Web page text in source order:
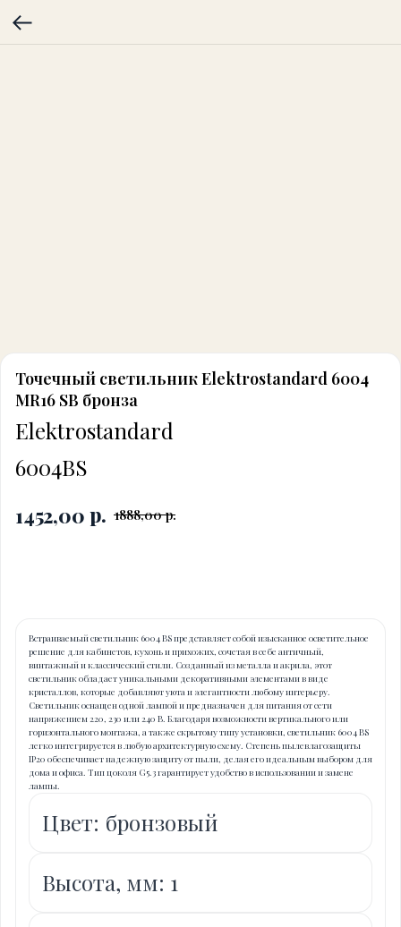
Точечный светильник Elektrostandard 6004
MR16 SB бронза
Elektrostandard
6004BS
1452,00 р. 1888,00 р.
Встраиваемый светильник 6004 BS представляет собой изысканное осветительное
решение для кабинетов, кухонь и прихожих, сочетая в себе античный,
винтажный и классический стили. Созданный из металла и акрила, этот
светильник обладает уникальными декоративными элементами в виде
кристаллов, которые добавляют уюта и элегантности любому интерьеру.
Светильник оснащен одной лампой и предназначен для питания от сети
напряжением 220, 230 или 240 В. Благодаря возможности вертикального или
горизонтального монтажа, а также скрытому типу установки, светильник 6004 BS
легко интегрируется в любую архитектурную схему. Степень пылевлагозащиты
IP20 обеспечивает надежную защиту от пыли, делая его идеальным выбором для
дома и офиса. Тип цоколя G5.3 гарантирует удобство в использовании и замене
лампы.
Цвет: бронзовый
Высота, мм: 1